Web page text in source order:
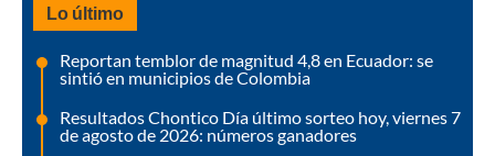
Lo último
Reportan temblor de magnitud 4,8 en Ecuador: se
sintió en municipios de Colombia
Resultados Chontico Día último sorteo hoy, viernes 7
de agosto de 2026: números ganadores